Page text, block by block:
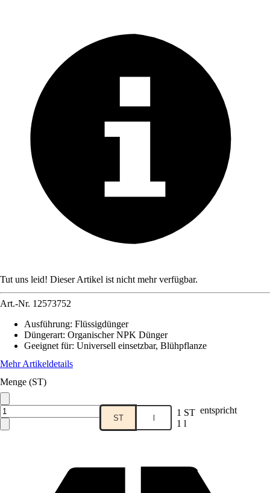
Tut uns leid! Dieser Artikel ist nicht mehr verfügbar.
Art.-Nr. 12573752
Ausführung: Flüssigdünger
Düngerart: Organischer NPK Dünger
Geeignet für: Universell einsetzbar, Blühpflanze
Mehr Artikeldetails
Menge (ST)
ST l 1 ST entspricht
1 l